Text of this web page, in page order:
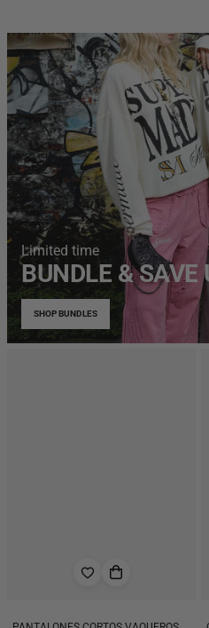
Limited time
BUNDLE & SAVE
SHOP BUNDLES